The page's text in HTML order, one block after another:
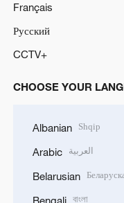
Français
Русский
CCTV+
CHOOSE YOUR
Albanian Shqip
Arabic العربية
Belarusian
Bengali বাংলা